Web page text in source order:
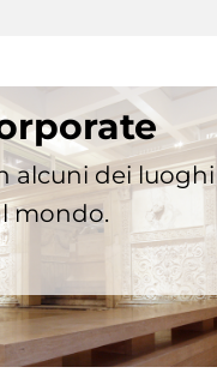
alcuni dei
mondo.